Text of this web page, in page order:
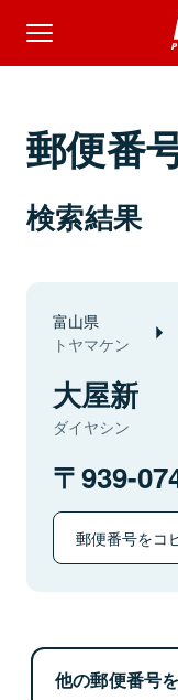
郵便番
検索結果
富山県
トヤマケン
大屋新
ダイヤシン
939-
郵便番号をコ
他の郵便番号